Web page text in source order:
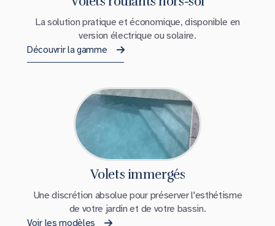
La solution pratique et économique, disponible en
version électrique ou solaire.
Découvrir la gamme
Volets immergés
Une discrétion absolue pour préserver l'esthétisme
de votre jardin et de votre bassin.
Voir les modèles